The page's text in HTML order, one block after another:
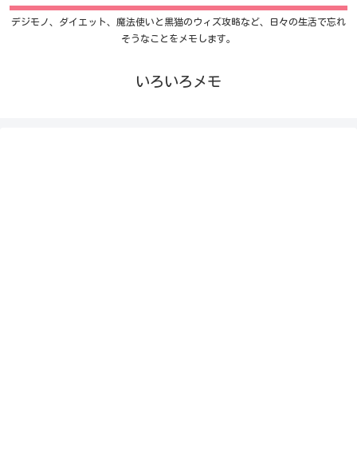
デジモノ、ダイエット、魔法使いと黒猫のウィズ攻略など、日々の生活で忘れ
そうなことをメモします。
いろいろメモ